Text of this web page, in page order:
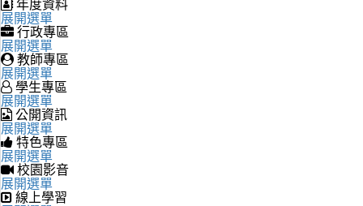
展開選單
行政專區
展開選單
教師專區
展開選單
學生專區
展開選單
公開資訊
展開選單
特色專區
展開選單
校園影音
展開選單
線上學習